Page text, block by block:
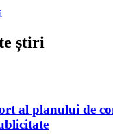
știri
al planului de